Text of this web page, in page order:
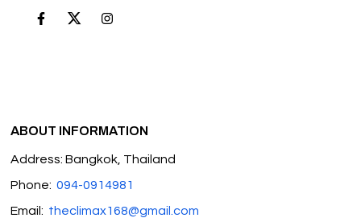
ABOUT INFORMATION
Address: Bangkok, Thailand
Phone: 094-0914981
Email: theclimax168@gmail.com